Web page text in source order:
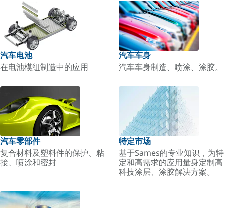
汽车电池
在电池模组制造中的应用
汽车车身
汽车车身制造、喷涂、涂胶。
汽车零部件
复合材料及塑料件的保护、粘
接、喷涂和密封
特定市场
基于Sames的专业知识，为特
定和高需求的应用量身定制高
科技涂层、涂胶解决方案。